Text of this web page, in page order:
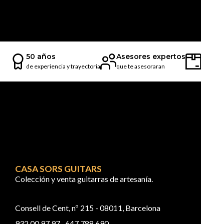
50 años
de experiencia y trayectoria
Asesores expertos
que te asesoraran
CASA SORS GUITARS
Colección y venta guitarras de artesanía.
Consell de Cent, nº 215 - 08011, Barcelona